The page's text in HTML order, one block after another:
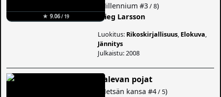
★ 9.06/ 19
Millennium #3/ 8)
Stieg Larsson
Luokitus: Rikoskirjallisuus Elokuva
Jännitys
Julkaistu: 2008
Kalevan pojat
Metsän kansa #4/ 5)